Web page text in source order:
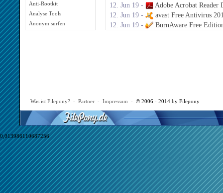
Anti-Rootkit
Analyse Tools
Anonym surfen
12. Jun 19 -
Adobe Acrobat Reader
12. Jun 19 -
avast Free Antivirus
12. Jun 19 -
BurnAware Free
Was ist Filepony? - Partner - Impressum - © 2006 - 2014 by Filepony
0,013986110687256